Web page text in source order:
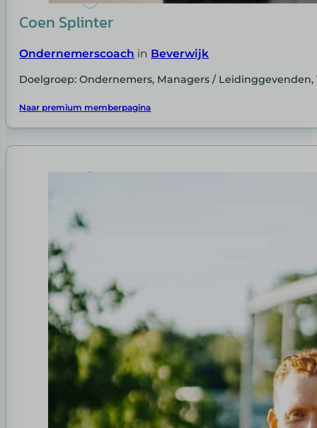
Coen Splinter
Ondernemerscoach in Beverwijk
Doelgroep: Ondernemers, Managers / Leidinggevenden,
Naar premium memberpagina